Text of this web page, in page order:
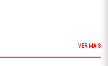
VER MAIS